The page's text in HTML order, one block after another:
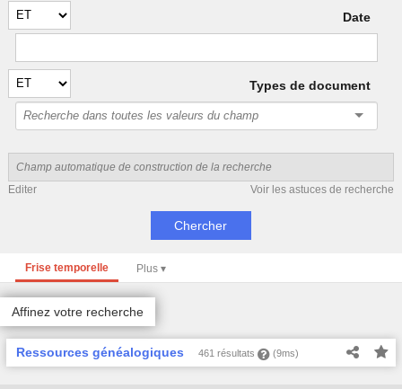
Date
Types de document
Editer Voir les astuces de recherche
Frise temporelle
Affinez votre recherche
Ressources généalogiques 461 résultats (9ms)